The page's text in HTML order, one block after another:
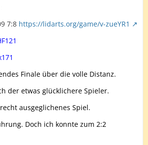
7:8 https://lidarts.org/game/v-zueYR1
Finale über die volle Distanz.
der etwas glücklichere Spieler.
ausgeglichenes Spiel.
Doch ich konnte zum 2:2